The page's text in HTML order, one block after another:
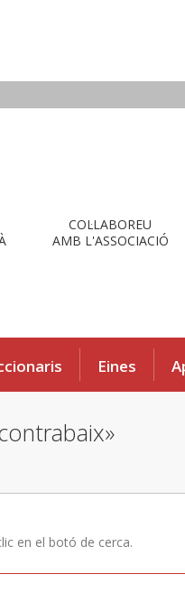
COL·LABOREU
AMB L'ASSOCIACIÓ
Eines
en el botó de cerca.